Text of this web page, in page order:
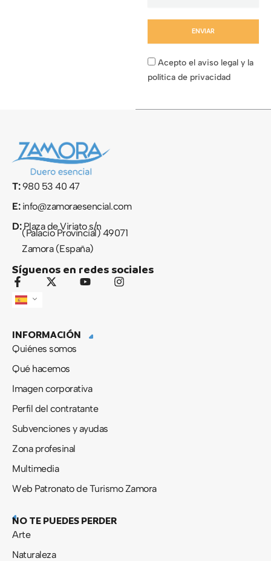
Acepto el aviso legal y la
política de privacidad
ENVIAR
T:980 53 40 47
E:info@zamoraesencial.com
D:Plaza de Viriato s/n
(Palacio Provincial) 49071
Zamora (España)
Síguenos en redes sociales
F
c
o
o
-
X
t
t
r
Y
b
I
INFORMACIÓN
Quiénes somos
Qué hacemos
Imagen corporativa
Perfil del contratante
Subvenciones y ayudas
Zona profesinal
Multimedia
Web Patronato de Turismo Zamora
NO TE PUEDES PERDER
Arte
Naturaleza